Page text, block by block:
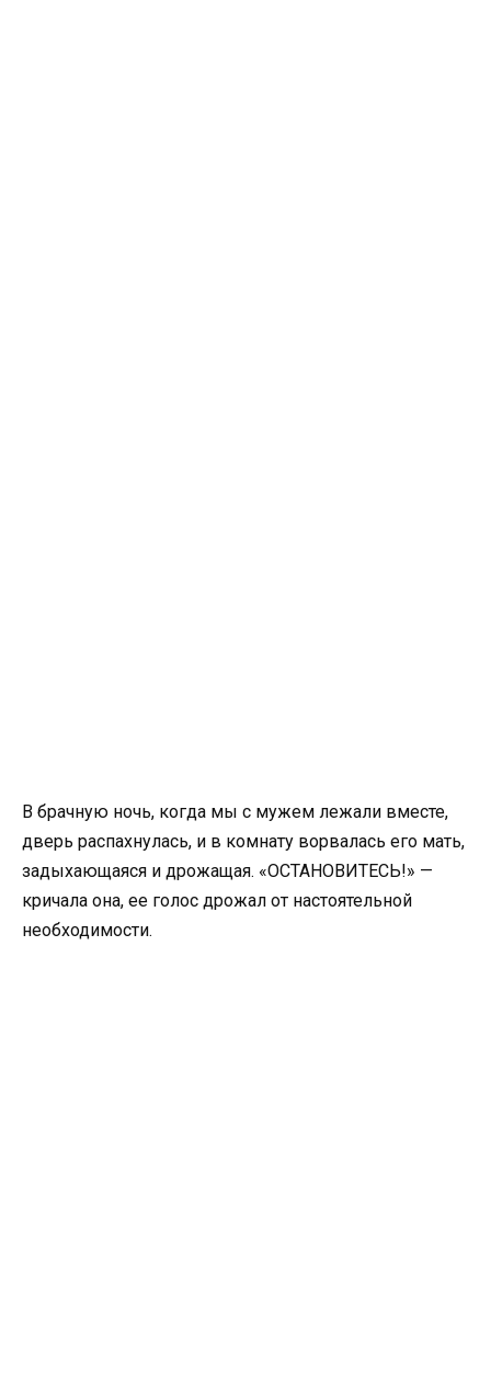
В брачную ночь, когда мы с мужем лежали вместе,
дверь распахнулась, и в комнату ворвалась его мать,
задыхающаяся и дрожащая. «ОСТАНОВИТЕСЬ!» —
кричала она, ее голос дрожал от настоятельной
необходимости.